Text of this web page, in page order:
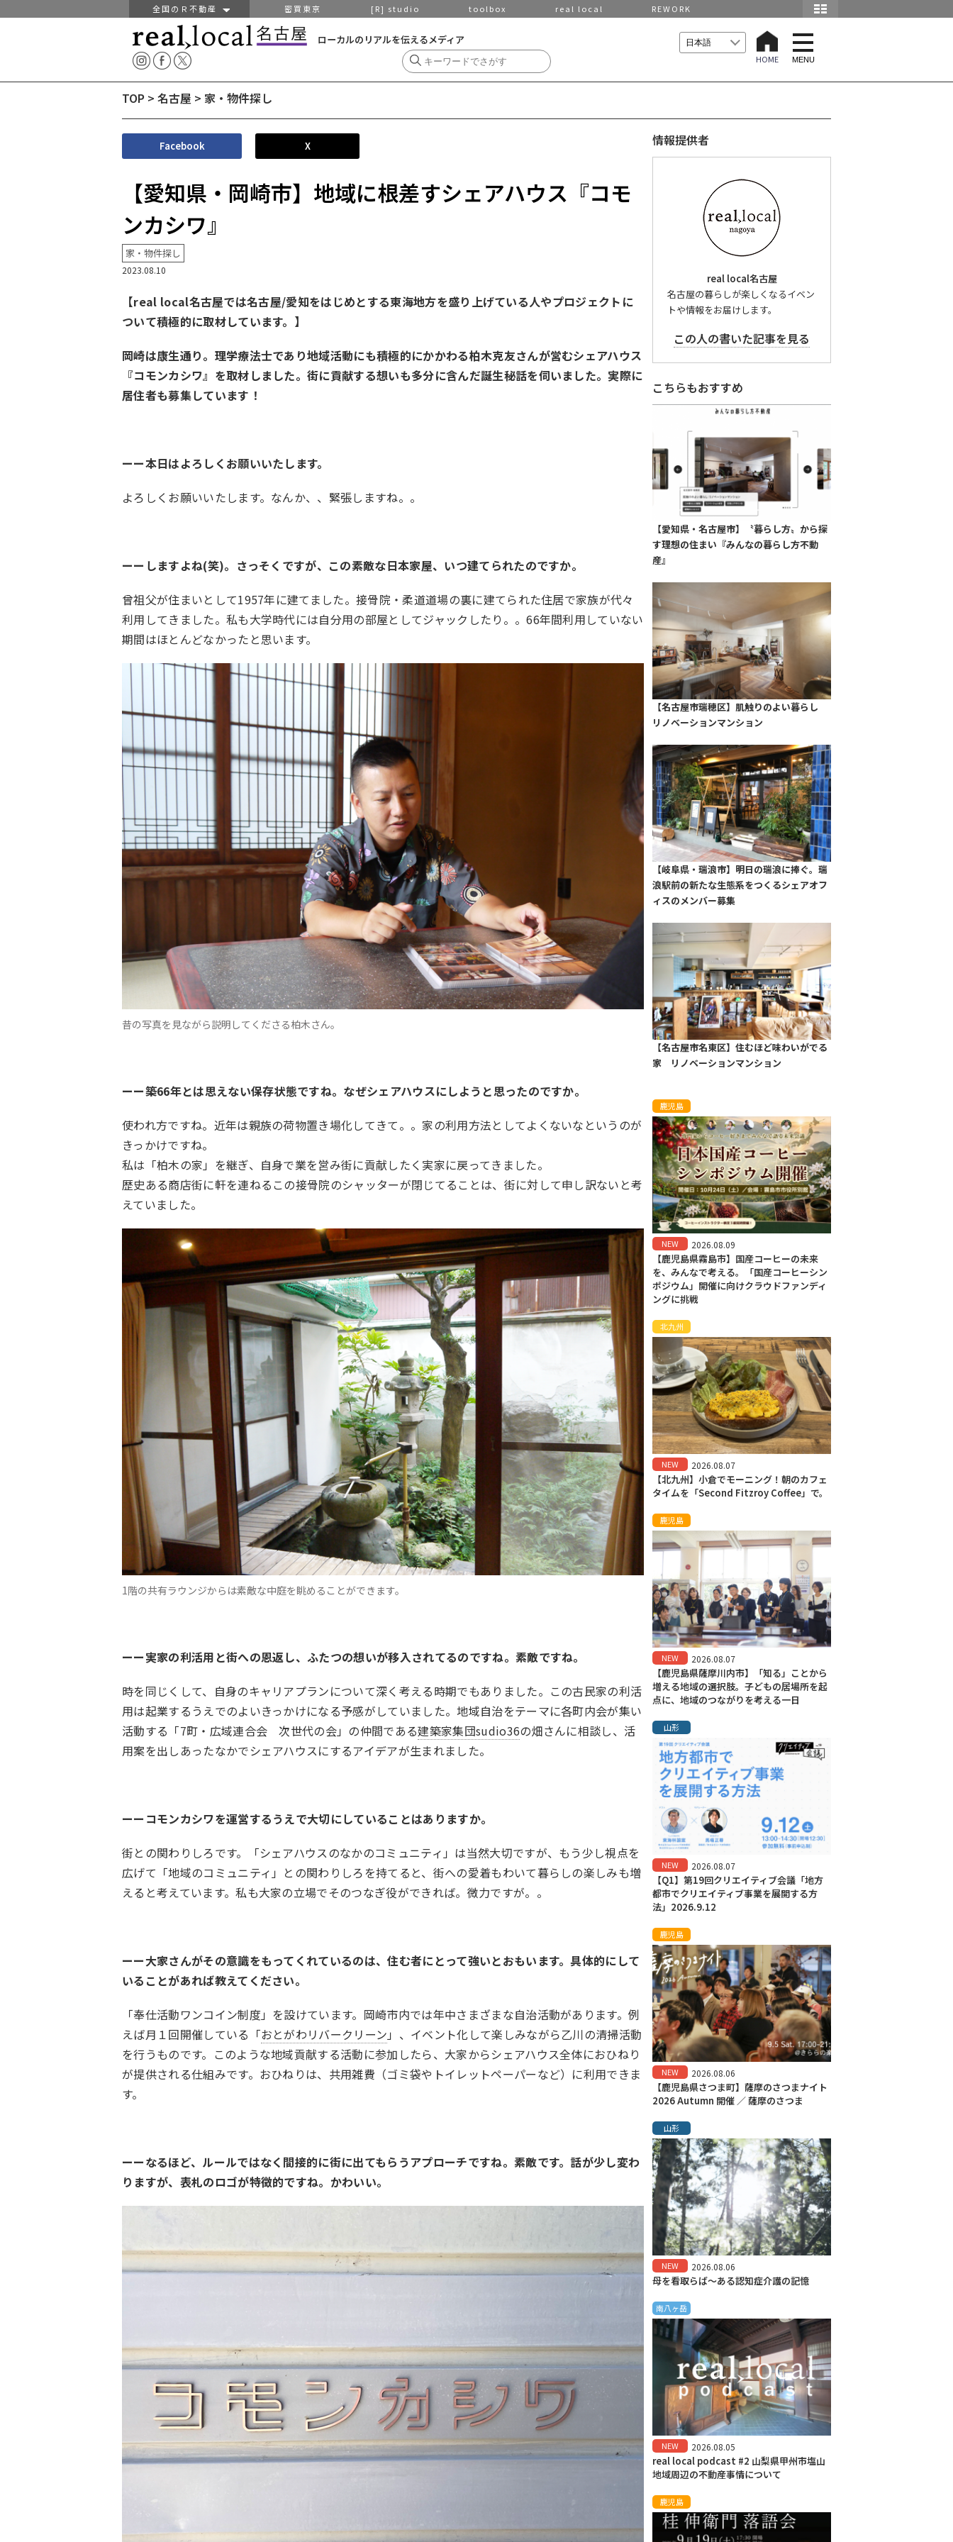
全国のＲ不動産 密買東京 [R] studio toolbox real local REWORK
ローカルのリアルを伝えるメディア
HOME
t
o
g
l
a
MENU
TOP > 名古屋 > 家・物件探し
Facebook X
【愛知県・岡崎市】地域に根差すシェアハウス『コモ
ンカシワ』
家・物件探し
2023.08.10
【real local名古屋では名古屋/愛知をはじめとする東海地方を盛り上げている人やプロジェクトに
ついて積極的に取材しています。】
岡崎は康生通り。理学療法士であり地域活動にも積極的にかかわる柏木克友さんが営むシェアハウス
『コモンカシワ』を取材しました。街に貢献する想いも多分に含んだ誕生秘話を伺いました。実際に
居住者も募集しています！
ーー本日はよろしくお願いいたします。
よろしくお願いいたします。なんか、、緊張しますね。。
ーーしますよね(笑)。さっそくですが、この素敵な日本家屋、いつ建てられたのですか。
曾祖父が住まいとして1957年に建てました。接骨院・柔道道場の裏に建てられた住居で家族が代々
利用してきました。私も大学時代には自分用の部屋としてジャックしたり。。66年間利用していない
期間はほとんどなかったと思います。
昔の写真を見ながら説明してくださる柏木さん。
ーー築66年とは思えない保存状態ですね。なぜシェアハウスにしようと思ったのですか。
使われ方ですね。近年は親族の荷物置き場化してきて。。家の利用方法としてよくないなというのが
きっかけですね。
私は「柏木の家」を継ぎ、自身で業を営み街に貢献したく実家に戻ってきました。
歴史ある商店街に軒を連ねるこの接骨院のシャッターが閉じてることは、街に対して申し訳ないと考
えていました。
1階の共有ラウンジからは素敵な中庭を眺めることができます。
ーー実家の利活用と街への恩返し、ふたつの想いが移入されてるのですね。素敵ですね。
時を同じくして、自身のキャリアプランについて深く考える時期でもありました。この古民家の利活
用は起業するうえでのよいきっかけになる予感がしていました。地域自治をテーマに各町内会が集い
活動する「7町・広域連合会 次世代の会」の仲間である建築家集団sudio36の畑さんに相談し、活
用案を出しあったなかでシェアハウスにするアイデアが生まれました。
ーーコモンカシワを運営するうえで大切にしていることはありますか。
街との関わりしろです。「シェアハウスのなかのコミュニティ」は当然大切ですが、もう少し視点を
広げて「地域のコミュニティ」との関わりしろを持てると、街への愛着もわいて暮らしの楽しみも増
えると考えています。私も大家の立場でそのつなぎ役ができれば。微力ですが。。
ーー大家さんがその意識をもってくれているのは、住む者にとって強いとおもいます。具体的にして
いることがあれば教えてください。
「奉仕活動ワンコイン制度」を設けています。岡崎市内では年中さまざまな自治活動があります。例
えば月１回開催している「おとがわリバークリーン 」、イベント化して楽しみながら乙川の清掃活動
を行うものです。このような地域貢献する活動に参加したら、大家からシェアハウス全体におひねり
が提供される仕組みです。おひねりは、共用雑費（ゴミ袋やトイレットペーパーなど）に利用できま
す。
ーーなるほど、ルールではなく間接的に街に出てもらうアプローチですね。素敵です。話が少し変わ
りますが、表札のロゴが特徴的ですね。かわいい。
情報提供者
real local名古屋
名古屋の暮らしが楽しくなるイベン
トや情報をお届けします。
この人の書いた記事を見る
こちらもおすすめ
【愛知県・名古屋市】〝暮らし方〟から探
す理想の住まい『みんなの暮らし方不動
産』
【名古屋市瑞穂区】肌触りのよい暮らし
リノベーションマンション
【岐阜県・瑞浪市】明日の瑞浪に捧ぐ。瑞
浪駅前の新たな生態系をつくるシェアオフ
ィスのメンバー募集
【名古屋市名東区】住むほど味わいがでる
家 リノベーションマンション
鹿児島
NEW 2026.08.09
【鹿児島県霧島市】国産コーヒーの未来
を、みんなで考える。「国産コーヒーシン
ポジウム」開催に向けクラウドファンディ
ングに挑戦
北九州
NEW 2026.08.07
【北九州】小倉でモーニング！朝のカフェ
タイムを「Second Fitzroy Coffee」で。
鹿児島
NEW 2026.08.07
【鹿児島県薩摩川内市】「知る」ことから
増える地域の選択肢。子どもの居場所を起
点に、地域のつながりを考える一日
山形
NEW 2026.08.07
【Q1】第19回クリエイティブ会議「地方
都市でクリエイティブ事業を展開する方
法」2026.9.12
鹿児島
NEW 2026.08.06
【鹿児島県さつま町】薩摩のさつまナイト
2026 Autumn 開催 ／ 薩摩のさつま
山形
NEW 2026.08.06
母を看取らば～ある認知症介護の記憶
南八ヶ岳
NEW 2026.08.05
real local podcast #2 山梨県甲州市塩山
地域周辺の不動産事情について
鹿児島